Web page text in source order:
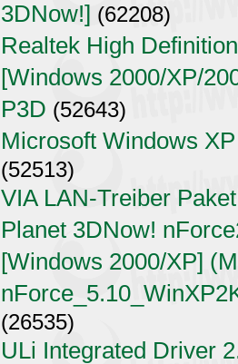
3DNow!] (62208)
Realtek High
[Windows 2000/XP/
P3D (52643)
Microsoft Windows
(52513)
VIA LAN-Treiber
Planet 3DNow!
[Windows 2000/XP]
(26535)
ULi Integrated Driver